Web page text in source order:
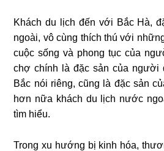
Khách du lịch đến với Bắc Hà,
ngoài, vô cùng thích thú với
cuộc sống và phong tục của
chợ chính là đặc sản của người
Bắc nói riêng, cũng là đặc sản
hơn nữa khách du lịch nước
tìm hiểu.
Trong xu hướng bị kinh hóa,